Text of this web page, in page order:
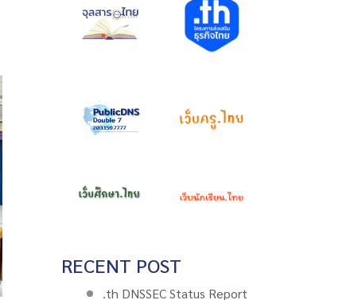
RECENT POST
.th DNSSEC Status Report